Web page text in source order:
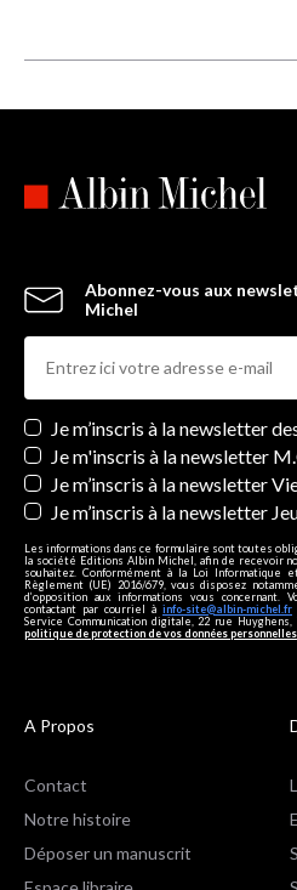
Abonnez-vous aux
Michel
Newsletters
Je m’inscris à la newsletter
Je m'inscris à la newsletter
Je m’inscris à la newsletter
Je m’inscris à la newsletter
Les informations dans ce formulaire sont toutes
la société Editions Albin Michel, afin de recevoir
souhaitez. Conformément à la Loi Informatique
Règlement (UE) 2016/679, vous disposez
d’opposition aux informations vous
contactant par courriel à info-site@albin-michel.fr
Service Communication digitale, 22 rue Huyghens,
politique de protection de vos données personnelles
A Propos
Contact
Notre histoire
Déposer un manuscrit